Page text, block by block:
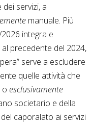
servizi, a
manuale. Più
integra e
precedente del 2024,
serve a escludere
quelle attività che
o esclusivamente
societario e della
caporalato ai servizi